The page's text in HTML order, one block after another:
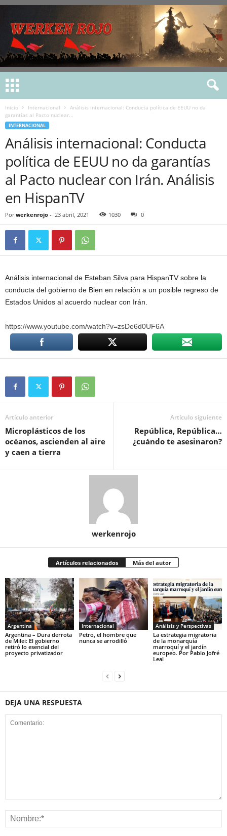
Inicio Internacional
Análisis internacional: Conducta política de EEUU no da
garantías al Pacto nuclear...
INTERNACIONAL
Análisis internacional: Conducta
política de EEUU no da garantías
al Pacto nuclear con Irán. Análisis
en HispanTV
Por werkenrojo - 23 abril, 2021 1030 0
Análisis internacional de Esteban Silva para HispanTV sobre la
conducta del gobierno de Bien en relación a un posible regreso de
Estados Unidos al acuerdo nuclear con Irán.
https://www.youtube.com/watch?v=zsDe6d0UF6A
Artículo anterior
Microplásticos de los
océanos, ascienden al aire
y caen a tierra
Artículo siguiente
República, República…
¿cuándo te asesinaron?
werkenrojo
Artículos relacionados Más del autor
Argentina
Argentina – Dura derrota
de Milei: El gobierno
retiró lo esencial del
proyecto privatizador
Internacional
Petro, el hombre que
nunca se arrodilló
Análisis y Perspectivas
La estrategia migratoria
de la monarquía
marroquí y el jardín
europeo. Por Pablo Jofré
Leal
DEJA UNA RESPUESTA